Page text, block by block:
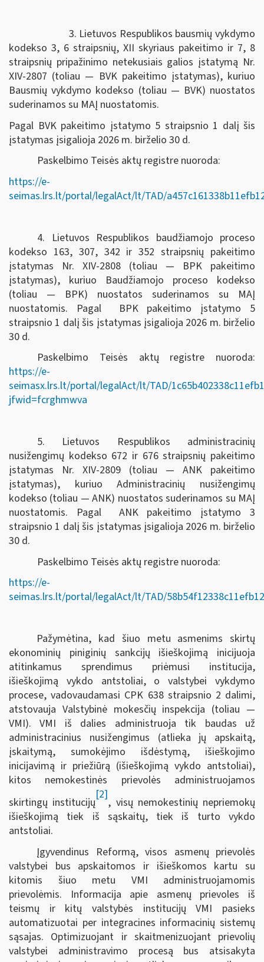
3. Lietuvos Respublikos bausmių vykdymo
kodekso 3, 6 straipsnių, XII skyriaus pakeitimo ir 7, 8
straipsnių pripažinimo netekusiais galios įstatymą Nr.
XIV-2807 (toliau — BVK pakeitimo įstatymas), kuriuo
Bausmių vykdymo kodekso (toliau — BVK) nuostatos
suderinamos su MAĮ nuostatomis.
Pagal BVK pakeitimo įstatymo 5 straipsnio 1 dalį šis
įstatymas įsigalioja 2026 m. birželio 30 d.
Paskelbimo Teisės aktų registre nuoroda:
https://e-
seimas.lrs.lt/portal/legalAct/lt/TAD/
4. Lietuvos Respublikos baudžiamojo proceso
kodekso 163, 307, 342 ir 352 straipsnių pakeitimo
įstatymas Nr. XIV-2808 (toliau — BPK pakeitimo
įstatymas), kuriuo Baudžiamojo proceso kodekso
(toliau — BPK) nuostatos suderinamos su MAĮ
nuostatomis. Pagal BPK pakeitimo įstatymo 5
straipsnio 1 dalį šis įstatymas įsigalioja 2026 m. birželio
30 d.
Paskelbimo Teisės aktų registre nuoroda:
https://e-
seimasx.lrs.lt/portal/legalAct/lt/TAD/
jfwid=fcrghmwva
5. Lietuvos Respublikos administracinių
nusižengimų kodekso 672 ir 676 straipsnių pakeitimo
įstatymas Nr. XIV-2809 (toliau — ANK pakeitimo
įstatymas), kuriuo Administracinių nusižengimų
kodekso (toliau — ANK) nuostatos suderinamos su MAĮ
nuostatomis. Pagal ANK pakeitimo įstatymo 3
straipsnio 1 dalį šis įstatymas įsigalioja 2026 m. birželio
30 d.
Paskelbimo Teisės aktų registre nuoroda:
https://e-
seimas.lrs.lt/portal/legalAct/lt/TAD/
Pažymėtina, kad šiuo metu asmenims skirtų
ekonominių piniginių sankcijų išieškojimą inicijuoja
atitinkamus sprendimus priėmusi institucija,
išieškojimą vykdo antstoliai, o valstybei vykdymo
procese, vadovaudamasi CPK 638 straipsnio 2 dalimi,
atstovauja Valstybinė mokesčių inspekcija (toliau —
VMI). VMI iš dalies administruoja tik baudas už
administracinius nusižengimus (atlieka jų apskaitą,
įskaitymą, sumokėjimo išdėstymą, išieškojimo
inicijavimą ir priežiūrą (išieškojimą vykdo antstoliai),
kitos nemokestinės prievolės administruojamos
skirtingų institucijų
[2]
, visų nemokestinių nepriemokų
išieškojimą tiek iš sąskaitų, tiek iš turto vykdo
antstoliai.
Įgyvendinus Reformą, visos asmenų prievolės
valstybei bus apskaitomos ir išieškomos kartu su
kitomis šiuo metu VMI administruojamomis
prievolėmis. Informacija apie asmenų prievoles iš
teismų ir kitų valstybės institucijų VMI pasieks
automatizuotai per integracines informacinių sistemų
sąsajas. Optimizuojant ir skaitmenizuojant prievolių
valstybei administravimo procesą bus atsisakyta